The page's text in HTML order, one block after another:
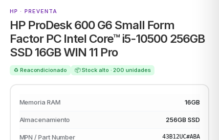
HP · PREVENTA
HP ProDesk 600 G6 Small Form
Factor PC Intel Core™ i5-10500 256GB
SSD 16GB WIN 11 Pro
♻️ Reacondicionado 📦 Stock alto · 200 unidades
Memoria RAM 16GB
Almacenamiento 256GB SSD
MPN / Part Number 43B12UC#ABA